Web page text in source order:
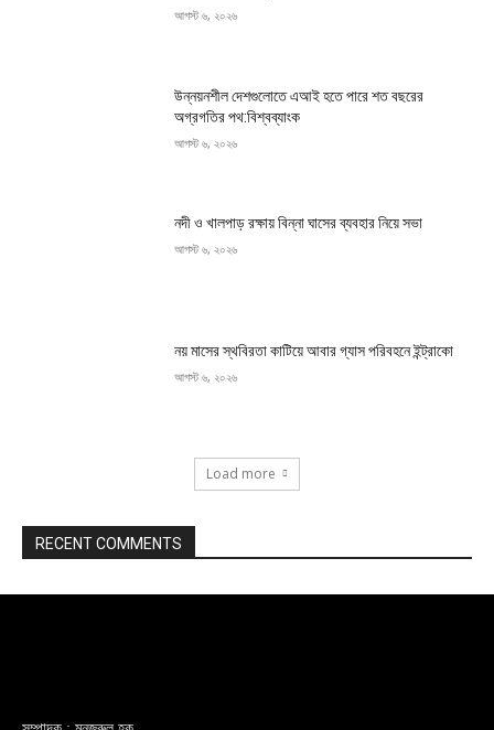
আগস্ট ৬, ২০২৬
উন্নয়নশীল দেশগুলোতে এআই হতে পারে শত বছরের
অগ্রগতির পথ:বিশ্বব্যাংক
আগস্ট ৬, ২০২৬
নদী ও খালপাড় রক্ষায় বিন্না ঘাসের ব্যবহার নিয়ে সভা
আগস্ট ৬, ২০২৬
নয় মাসের স্থবিরতা কাটিয়ে আবার গ্যাস পরিবহনে ইন্ট্রাকো
আগস্ট ৬, ২০২৬
Load more
RECENT COMMENTS